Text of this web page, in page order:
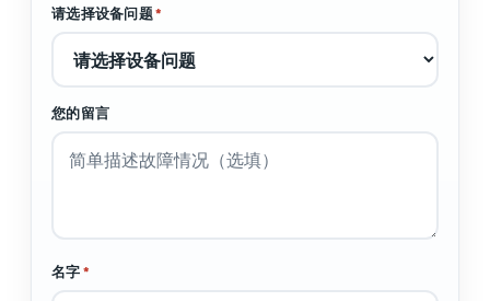
请选择设备问题*
您的留言
名字*